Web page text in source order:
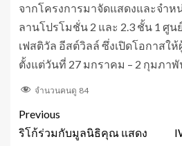
จากโครงการมาจัดแสดงและจำ
ลานโปรโมชั่น 2 และ 2.3 ชั้น 1 ศูน
เฟสติวัล อีสต์วิลล์ ซึ่งเปิดโอกาสใ
ตั้งแต่วันที่ 27 มกราคม – 2 กุมภาพั
จำนวนคนดู 84
Previous
ริโก้ร่วมกับมูลนิธิคุณ แสดง